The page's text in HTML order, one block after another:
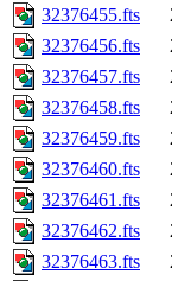
32376455.fts
32376456.fts
32376457.fts
32376458.fts
32376459.fts
32376460.fts
32376461.fts
32376462.fts
32376463.fts